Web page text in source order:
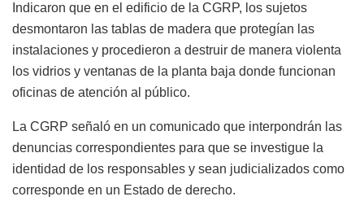
Indicaron que en el edificio de la CGRP, los sujetos
desmontaron las tablas de madera que protegían las
instalaciones y procedieron a destruir de manera violenta
los vidrios y ventanas de la planta baja donde funcionan
oficinas de atención al público.
La CGRP señaló en un comunicado que interpondrán las
denuncias correspondientes para que se investigue la
identidad de los responsables y sean judicializados como
corresponde en un Estado de derecho.